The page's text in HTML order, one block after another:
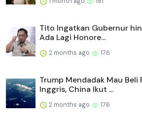
Tito Ingatkan Gubernur
Ada Lagi Honore...
2 months ago 176
Trump Mendadak Mau
Inggris, China Ikut ...
2 months ago 176